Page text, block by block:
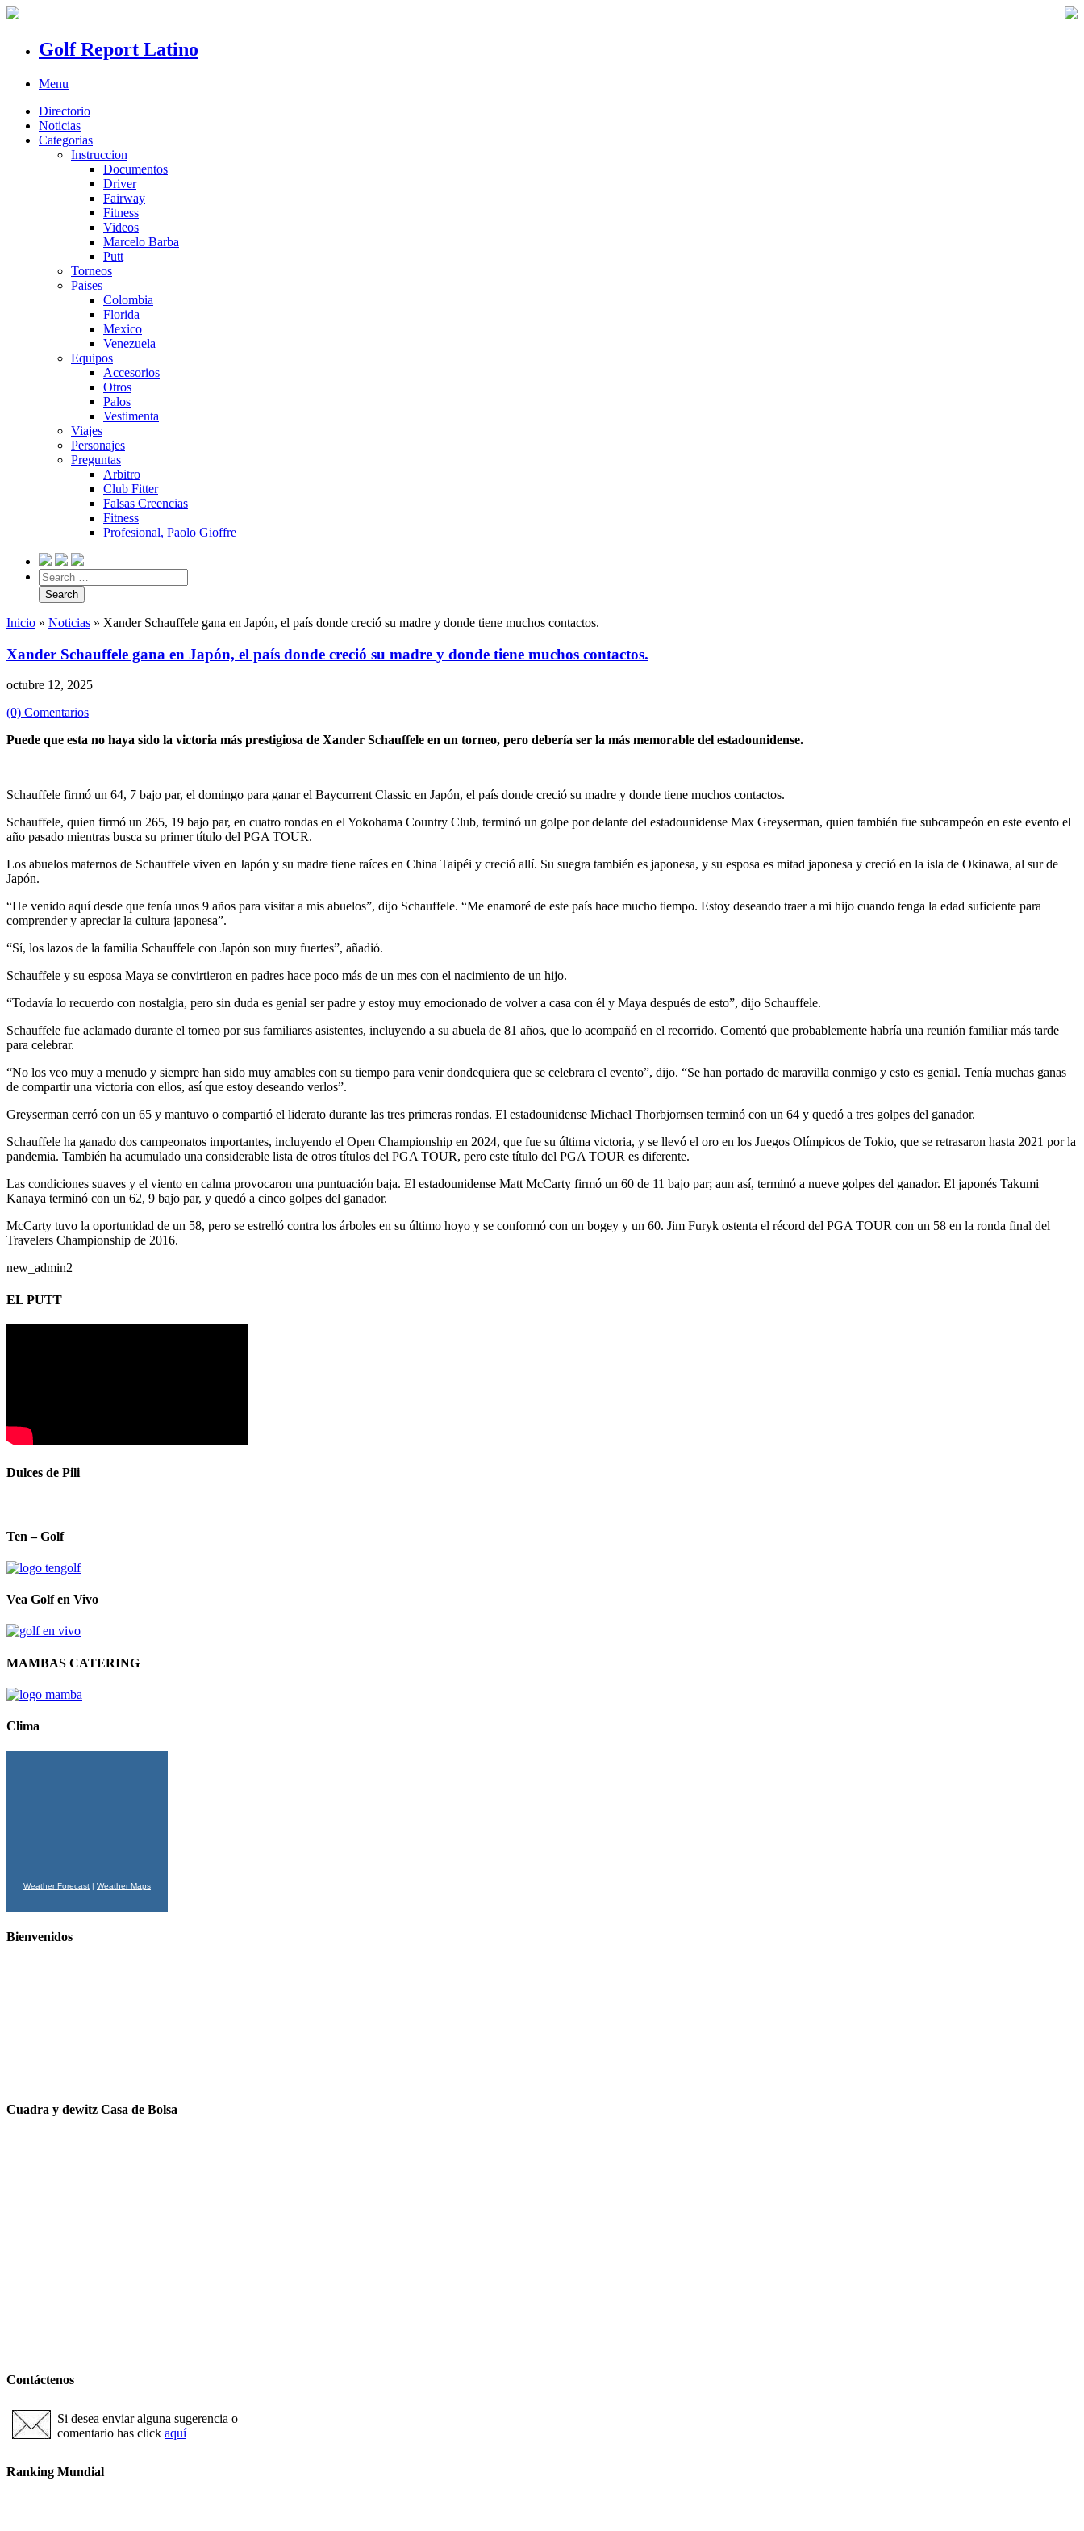
Golf Report Latino
Menu
Directorio
Noticias
Categorias
Instruccion
Documentos
Driver
Fairway
Fitness
Videos
Marcelo Barba
Putt
Torneos
Paises
Colombia
Florida
Mexico
Venezuela
Equipos
Accesorios
Otros
Palos
Vestimenta
Viajes
Personajes
Preguntas
Arbitro
Club Fitter
Falsas Creencias
Fitness
Profesional, Paolo Gioffre
Inicio » Noticias » Xander Schauffele gana en Japón, el país donde creció su madre y donde tiene muchos contactos.
Xander Schauffele gana en Japón, el país donde creció su madre y donde tiene muchos contactos.
octubre 12, 2025
(0) Comentarios
Puede que esta no haya sido la victoria más prestigiosa de Xander Schauffele en un torneo, pero debería ser la más memorable del estadounidense.
Schauffele firmó un 64, 7 bajo par, el domingo para ganar el Baycurrent Classic en Japón, el país donde creció su madre y donde tiene muchos contactos.
Schauffele, quien firmó un 265, 19 bajo par, en cuatro rondas en el Yokohama Country Club, terminó un golpe por delante del estadounidense Max Greyserman, quien también fue subcampeón en este evento el
año pasado mientras busca su primer título del PGA TOUR.
Los abuelos maternos de Schauffele viven en Japón y su madre tiene raíces en China Taipéi y creció allí. Su suegra también es japonesa, y su esposa es mitad japonesa y creció en la isla de Okinawa, al sur de
Japón.
“He venido aquí desde que tenía unos 9 años para visitar a mis abuelos”, dijo Schauffele. “Me enamoré de este país hace mucho tiempo. Estoy deseando traer a mi hijo cuando tenga la edad suficiente para
comprender y apreciar la cultura japonesa”.
“Sí, los lazos de la familia Schauffele con Japón son muy fuertes”, añadió.
Schauffele y su esposa Maya se convirtieron en padres hace poco más de un mes con el nacimiento de un hijo.
“Todavía lo recuerdo con nostalgia, pero sin duda es genial ser padre y estoy muy emocionado de volver a casa con él y Maya después de esto”, dijo Schauffele.
Schauffele fue aclamado durante el torneo por sus familiares asistentes, incluyendo a su abuela de 81 años, que lo acompañó en el recorrido. Comentó que probablemente habría una reunión familiar más tarde
para celebrar.
“No los veo muy a menudo y siempre han sido muy amables con su tiempo para venir dondequiera que se celebrara el evento”, dijo. “Se han portado de maravilla conmigo y esto es genial. Tenía muchas ganas
de compartir una victoria con ellos, así que estoy deseando verlos”.
Greyserman cerró con un 65 y mantuvo o compartió el liderato durante las tres primeras rondas. El estadounidense Michael Thorbjornsen terminó con un 64 y quedó a tres golpes del ganador.
Schauffele ha ganado dos campeonatos importantes, incluyendo el Open Championship en 2024, que fue su última victoria, y se llevó el oro en los Juegos Olímpicos de Tokio, que se retrasaron hasta 2021 por la
pandemia. También ha acumulado una considerable lista de otros títulos del PGA TOUR, pero este título del PGA TOUR es diferente.
Las condiciones suaves y el viento en calma provocaron una puntuación baja. El estadounidense Matt McCarty firmó un 60 de 11 bajo par; aun así, terminó a nueve golpes del ganador. El japonés Takumi
Kanaya terminó con un 62, 9 bajo par, y quedó a cinco golpes del ganador.
McCarty tuvo la oportunidad de un 58, pero se estrelló contra los árboles en su último hoyo y se conformó con un bogey y un 60. Jim Furyk ostenta el récord del PGA TOUR con un 58 en la ronda final del
Travelers Championship de 2016.
new_admin2
EL PUTT
Dulces de Pili
Ten – Golf
Vea Golf en Vivo
MAMBAS CATERING
Clima
Weather Forecast Weather Maps
Bienvenidos
Cuadra y dewitz Casa de Bolsa
Contáctenos
Si desea enviar alguna sugerencia o
comentario has click aquí
Ranking Mundial